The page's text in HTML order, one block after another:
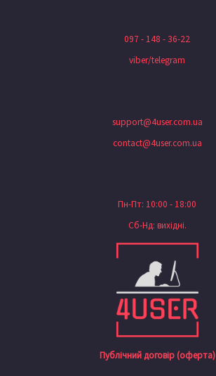
097 - 148 - 36-22
viber/telegram
support@4user.com.ua
contact@4user.com.ua
Пн-Пт: 10:00 - 18:00
Сб-Нд: вихідні.
Публічний договір (оферта)